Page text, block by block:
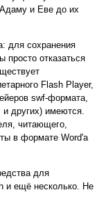
и Еве до их
для сохранения
просто отказаться
Flash Player,
swf-формата,
других) имеются.
читающего,
в формате Word'а
для
и ещё несколько. Не